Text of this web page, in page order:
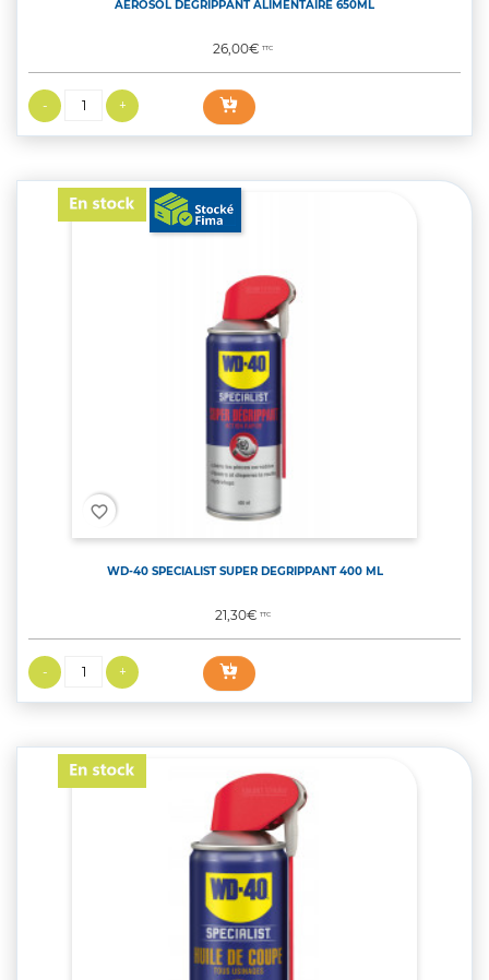
AEROSOL DEGRIPPANT ALIMENTAIRE 650ML
Prix
26,00€TTC
favorite_border
WD-40 SPECIALIST SUPER DEGRIPPANT 400 ML
Prix
21,30€TTC